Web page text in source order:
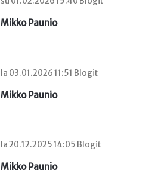
Mikko Paunio
la 03.01.2026 11:51 Blogit
Mikko Paunio
la 20.12.2025 14:05 Blogit
Mikko Paunio